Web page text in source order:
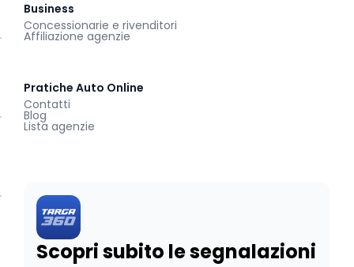
Business
Concessionarie e rivenditori
Affiliazione agenzie
Pratiche Auto Online
Contatti
Blog
Lista agenzie
Scopri subito le segnalazioni